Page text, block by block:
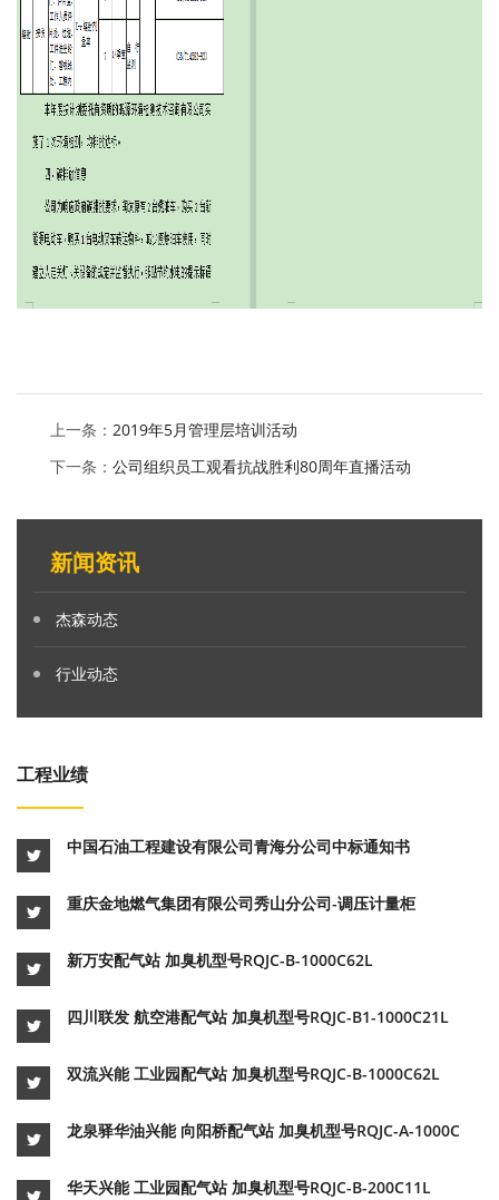
上一条： 2019年5月管理层培训活动
下一条： 公司组织员工观看抗战胜利80周年直播活动
新闻资讯
杰森动态
行业动态
工程业绩
中国石油工程建设有限公司青海分公司中标通知书
重庆金地燃气集团有限公司秀山分公司-调压计量柜
新万安配气站 加臭机型号RQJC-B-1000C62L
四川联发 航空港配气站 加臭机型号RQJC-B1-1000C21L
双流兴能 工业园配气站 加臭机型号RQJC-B-1000C62L
龙泉驿华油兴能 向阳桥配气站 加臭机型号RQJC-A-1000C
华天兴能 工业园配气站 加臭机型号RQJC-B-200C11L